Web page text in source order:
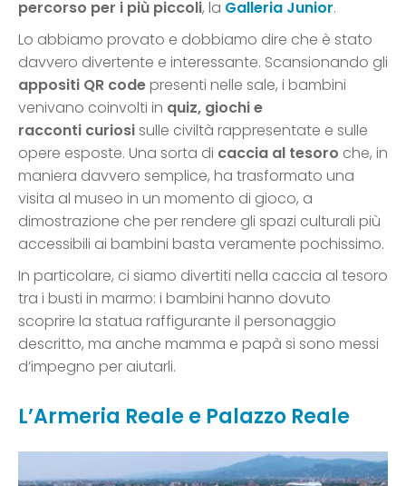
percorso per i più piccoli, la Galleria Junior.
Lo abbiamo provato e dobbiamo dire che è stato
davvero divertente e interessante. Scansionando gli
appositi QR codepresenti nelle sale, i bambini
venivano coinvolti in quiz, giochi e
racconti curiosisulle civiltà rappresentate e sulle
opere esposte. Una sorta di caccia al tesoro che, in
maniera davvero semplice, ha trasformato una
visita al museo in un momento di gioco, a
dimostrazione che per rendere gli spazi culturali più
accessibili ai bambini basta veramente pochissimo.
In particolare, ci siamo divertiti nella caccia al tesoro
tra i busti in marmo: i bambini hanno dovuto
scoprire la statua raffigurante il personaggio
descritto, ma anche mamma e papà si sono messi
d’impegno per aiutarli.
L’Armeria Reale e Palazzo Reale